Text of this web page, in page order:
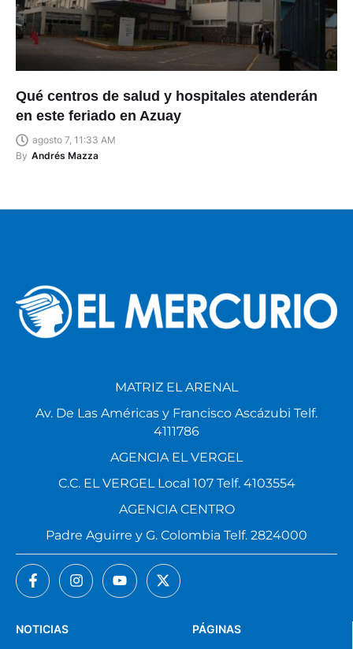
Qué centros de salud y hospitales atenderán
en este feriado en Azuay
agosto 7, 11:33 AM
By Andrés Mazza
PÁGINAS
NOTICIAS
MATRIZ EL ARENAL
Av. De Las Américas y Francisco Ascázubi Telf.
4111786
AGENCIA EL VERGEL
C.C. EL VERGEL Local 107 Telf. 4103554
AGENCIA CENTRO
Padre Aguirre y G. Colombia Telf. 2824000